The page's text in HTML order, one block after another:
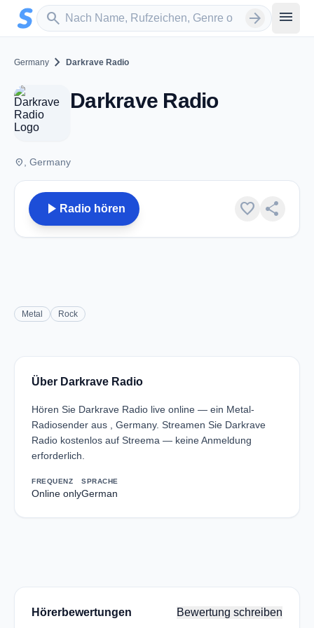
Zum Hauptinhalt springen
search
Sender suchen arrow_forward menu
Germany chevron_right Darkrave Radio
Darkrave Radio
place , Germany
play_arrow Radio hören favorite share
Metal Rock
Über Darkrave Radio
Hören Sie Darkrave Radio live online — ein Metal-
Radiosender aus , Germany. Streamen Sie Darkrave
Radio kostenlos auf Streema — keine Anmeldung
erforderlich.
FREQUENZ
Online only
SPRACHE
German
Hörerbewertungen Bewertung schreiben